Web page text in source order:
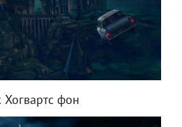
Хогвартс фон